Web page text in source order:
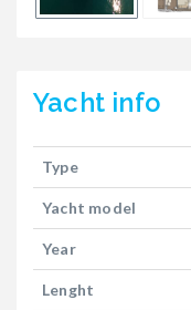
Yacht info
Type
Yacht model
Year
Lenght